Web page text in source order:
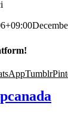
Tumblr